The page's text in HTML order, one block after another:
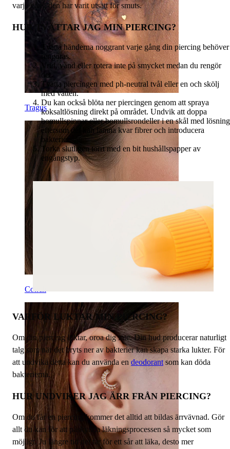
Tragus
Conch
varje gång den har varit utsatt för smuts.
HUR TVÄTTAR JAG MIN PIERCING?
Tvätta händerna noggrant varje gång din piercing behöver
rengöras.
Vrid, vänd eller rotera inte på smycket medan du rengör
Tvätta piercingen med ph-neutral tvål eller en och skölj
med vatten.
Du kan också blöta ner piercingen genom att spraya
koksaltlösning direkt på området. Undvik att doppa
bomullspinnar eller bomullsrondeller i en skål med
eftersom det kan lämna kvar fibrer och introducera
bakterier.
Torka slutligen torrt med en bit hushållspapper av
engångstyp.
VARFÖR LUKTAR MIN PIERCING?
Om din piercing luktar, oroa dig inte. Din hud producerar naturligt
talg som när det bryts ner av bakterier kan skapa starka lukter. För
att undvika detta kan du använda en deodorant som kan döda
bakterierna.
HUR UNDVIKER JAG ÄRR FRÅN PIERCING?
Om du får en piercing kommer det alltid att bildas ärrvävnad. Gör
allt du kan för att påskynda läkningsprocessen så mycket som
möjligt. Ju längre tid det tar för ett sår att läka, desto mer